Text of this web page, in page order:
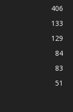
406
133
129
84
83
51